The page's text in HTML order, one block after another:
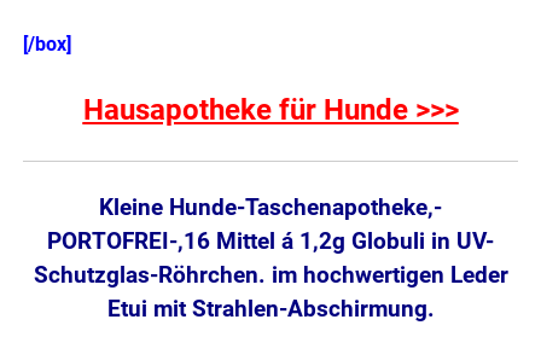
[/box]
Hausapotheke für Hunde >>>
Kleine Hunde-Taschenapotheke,-
PORTOFREI-,16 Mittel á 1,2g Globuli in UV-
Schutzglas-Röhrchen. im hochwertigen Leder
Etui mit Strahlen-Abschirmung.